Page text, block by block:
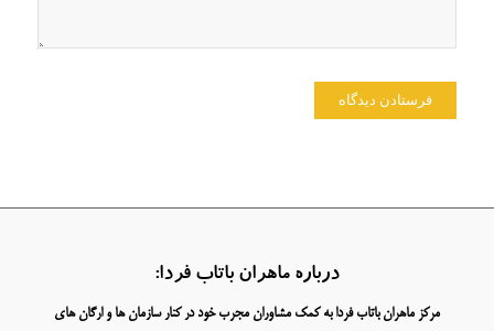
درباره ماهران باتاب فردا:
مرکز ماهران باتاب فردا به کمک مشاوران مجرب خود در کنار سازمان ها و ارگان های